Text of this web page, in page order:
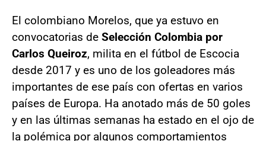
El colombiano Morelos, que ya estuvo en
convocatorias de Selección Colombia por
Carlos Queiroz, milita en el fútbol de Escocia
desde 2017 y es uno de los goleadores más
importantes de ese país con ofertas en varios
países de Europa. Ha anotado más de 50 goles
y en las últimas semanas ha estado en el ojo de
la polémica por algunos comportamientos